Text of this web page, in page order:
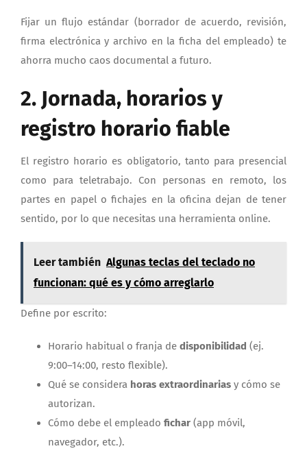
Fijar un flujo estándar (borrador de acuerdo, revisión,
firma electrónica y archivo en la ficha del empleado) te
ahorra mucho caos documental a futuro.
2. Jornada, horarios y
registro horario fiable
El registro horario es obligatorio, tanto para presencial
como para teletrabajo. Con personas en remoto, los
partes en papel o fichajes en la oficina dejan de tener
sentido, por lo que necesitas una herramienta online.
Leer también Algunas teclas del teclado no
funcionan: qué es y cómo arreglarlo
Define por escrito:
Horario habitual o franja de disponibilidad (ej.
9:00–14:00, resto flexible).
Qué se considera horas extraordinarias y cómo se
autorizan.
Cómo debe el empleado fichar (app móvil,
navegador, etc.).